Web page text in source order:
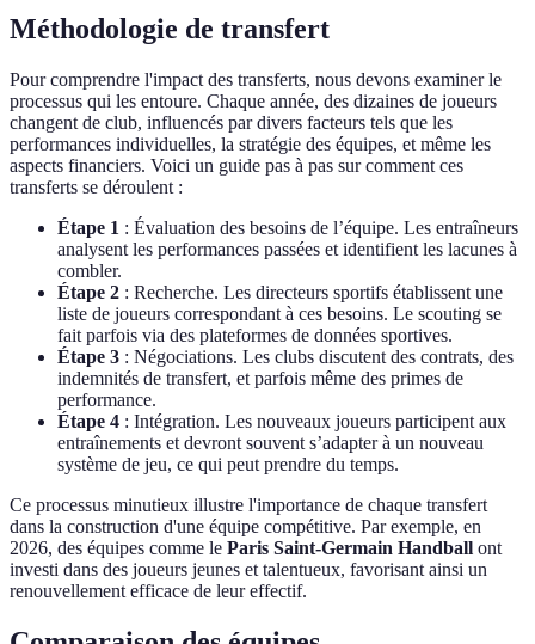
Méthodologie de transfert
Pour comprendre l'impact des transferts, nous devons examiner le
processus qui les entoure. Chaque année, des dizaines de joueurs
changent de club, influencés par divers facteurs tels que les
performances individuelles, la stratégie des équipes, et même les
aspects financiers. Voici un guide pas à pas sur comment ces
transferts se déroulent :
Étape 1 : Évaluation des besoins de l’équipe. Les entraîneurs
analysent les performances passées et identifient les lacunes à
combler.
Étape 2 : Recherche. Les directeurs sportifs établissent une
liste de joueurs correspondant à ces besoins. Le scouting se
fait parfois via des plateformes de données sportives.
Étape 3 : Négociations. Les clubs discutent des contrats, des
indemnités de transfert, et parfois même des primes de
performance.
Étape 4 : Intégration. Les nouveaux joueurs participent aux
entraînements et devront souvent s’adapter à un nouveau
système de jeu, ce qui peut prendre du temps.
Ce processus minutieux illustre l'importance de chaque transfert
dans la construction d'une équipe compétitive. Par exemple, en
2026, des équipes comme le Paris Saint-Germain Handball ont
investi dans des joueurs jeunes et talentueux, favorisant ainsi un
renouvellement efficace de leur effectif.